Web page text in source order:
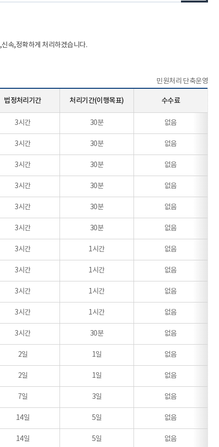
속,정확하게 처리하겠습니다.
민원처리 단축운영
법정처리기간 처리기간(이행목표) 수수료
3시간 30분 없음
3시간 30분 없음
3시간 30분 없음
3시간 30분 없음
3시간 30분 없음
3시간 30분 없음
3시간 1시간 없음
3시간 1시간 없음
3시간 1시간 없음
3시간 1시간 없음
3시간 30분 없음
2일 1일 없음
2일 1일 없음
7일 3일 없음
14일 5일 없음
14일 5일 없음